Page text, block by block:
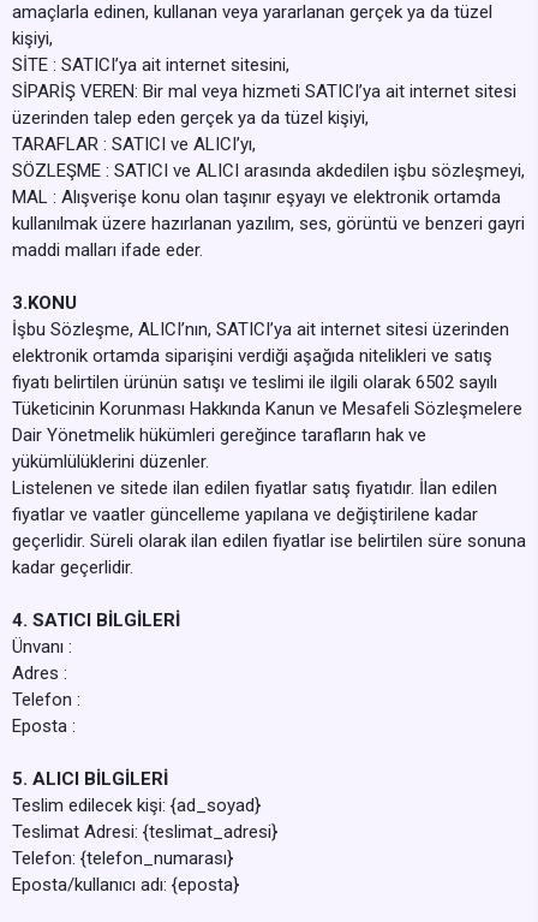
amaçlarla edinen, kullanan veya yararlanan gerçek ya da tüzel
kişiyi,
SİTE : SATICI’ya ait internet sitesini,
SİPARİŞ VEREN: Bir mal veya hizmeti SATICI’ya ait internet sitesi
üzerinden talep eden gerçek ya da tüzel kişiyi,
TARAFLAR : SATICI ve ALICI’yı,
SÖZLEŞME : SATICI ve ALICI arasında akdedilen işbu sözleşmeyi,
MAL : Alışverişe konu olan taşınır eşyayı ve elektronik ortamda
kullanılmak üzere hazırlanan yazılım, ses, görüntü ve benzeri gayri
maddi malları ifade eder.
3.KONU
İşbu Sözleşme, ALICI’nın, SATICI’ya ait internet sitesi üzerinden
elektronik ortamda siparişini verdiği aşağıda nitelikleri ve satış
fiyatı belirtilen ürünün satışı ve teslimi ile ilgili olarak 6502 sayılı
Tüketicinin Korunması Hakkında Kanun ve Mesafeli Sözleşmelere
Dair Yönetmelik hükümleri gereğince tarafların hak ve
yükümlülüklerini düzenler.
Listelenen ve sitede ilan edilen fiyatlar satış fiyatıdır. İlan edilen
fiyatlar ve vaatler güncelleme yapılana ve değiştirilene kadar
geçerlidir. Süreli olarak ilan edilen fiyatlar ise belirtilen süre sonuna
kadar geçerlidir.
4. SATICI BİLGİLERİ
Ünvanı :
Adres :
Telefon :
Eposta :
5. ALICI BİLGİLERİ
Teslim edilecek kişi: {ad_soyad}
Teslimat Adresi: {teslimat_adresi}
Telefon: {telefon_numarası}
Eposta/kullanıcı adı: {eposta}